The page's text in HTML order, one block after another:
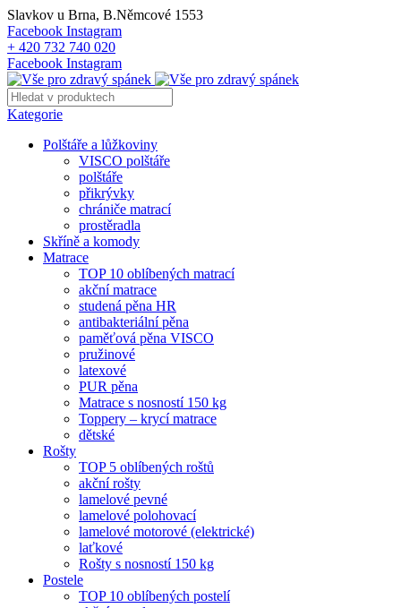
Slavkov u Brna, B.Němcové 1553
Facebook Instagram
+ 420 732 740 020
Facebook Instagram
Kategorie
Polštáře a lůžkoviny
VISCO polštáře
polštáře
přikrývky
chrániče matrací
prostěradla
Skříně a komody
Matrace
TOP 10 oblíbených matrací
akční matrace
studená pěna HR
antibakteriální pěna
paměťová pěna VISCO
pružinové
latexové
PUR pěna
Matrace s nosností 150 kg
Toppery – krycí matrace
dětské
Rošty
TOP 5 oblíbených roštů
akční rošty
lamelové pevné
lamelové polohovací
lamelové motorové (elektrické)
laťkové
Rošty s nosností 150 kg
Postele
TOP 10 oblíbených postelí